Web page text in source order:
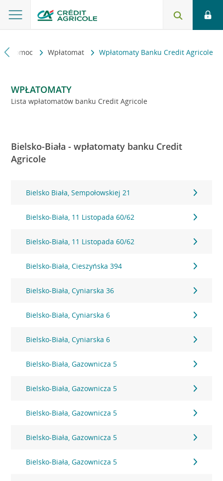
i pomoc Wpłatomat Wpłatomaty Banku Credit Agricole
WPŁATOMATY
Lista wpłatomatów banku Credit Agricole
Bielsko-Biała - wpłatomaty banku Credit
Agricole
Bielsko Biała, Sempołowskiej 21
Bielsko-Biała, 11 Listopada 60/62
Bielsko-Biała, 11 Listopada 60/62
Bielsko-Biała, Cieszyńska 394
Bielsko-Biała, Cyniarska 36
Bielsko-Biała, Cyniarska 6
Bielsko-Biała, Cyniarska 6
Bielsko-Biała, Gazownicza 5
Bielsko-Biała, Gazownicza 5
Bielsko-Biała, Gazownicza 5
Bielsko-Biała, Gazownicza 5
Bielsko-Biała, Gazownicza 5